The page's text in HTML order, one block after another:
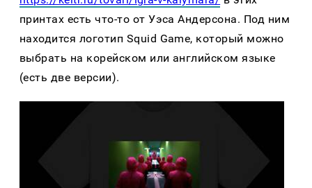
принтах есть что-то от Уэса Андерсона. Под ним
находится логотип Squid Game, который можно
выбрать на корейском или английском языке
(есть две версии).